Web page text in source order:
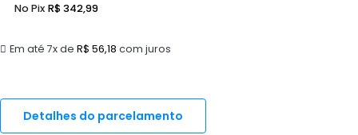
Em até 7x de R$ 56,18 com juros
No Pix R$342,99
Detalhes do parcelamento